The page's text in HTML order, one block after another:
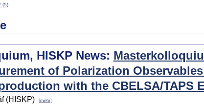
(5)
HISKP News:
of Polarization
with the CBELSA/TAPS
(HISKP) [mehr]